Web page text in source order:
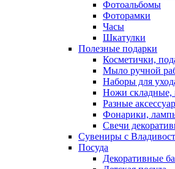
Фотоальбомы
Фоторамки
Часы
Шкатулки
Полезные подарки
Косметички,
Мыло ручной
Наборы для
Ножи складные,
Разные
Фонарики,
Свечи
Сувениры с
Посуда
Декоративные